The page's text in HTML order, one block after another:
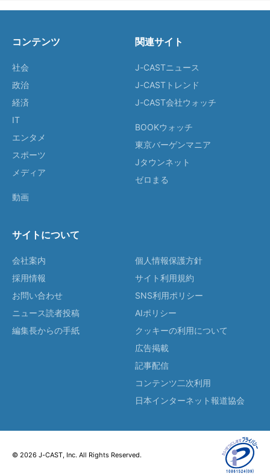
コンテンツ
社会
政治
経済
IT
エンタメ
スポーツ
メディア
動画
関連サイト
J-CASTニュース
J-CASTトレンド
J-CAST会社ウォッチ
BOOKウォッチ
東京バーゲンマニア
Jタウンネット
ゼロまる
サイトについて
会社案内
採用情報
お問い合わせ
ニュース読者投稿
編集長からの手紙
個人情報保護方針
サイト利用規約
SNS利用ポリシー
AIポリシー
クッキーの利用について
広告掲載
記事配信
コンテンツ二次利用
日本インターネット報道協会
© 2026 J-CAST, Inc. All Rights Reserved.